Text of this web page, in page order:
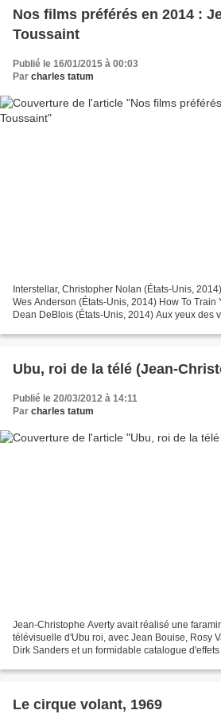
Nos films préférés en 2014 :
Toussaint
Publié le 16/01/2015 à 00:03
Par charles tatum
Interstellar, Christopher Nolan (États-Unis,
Wes Anderson (États-Unis, 2014) How To Train
Dean DeBlois (États-Unis, 2014) Aux yeux des
Ubu, roi de la télé (Jean-
Publié le 20/03/2012 à 14:11
Par charles tatum
Jean-Christophe Averty avait réalisé une
télévisuelle d'Ubu roi, avec Jean Bouise, Rosy
Dirk Sanders et un formidable catalogue
Le cirque volant, 1969